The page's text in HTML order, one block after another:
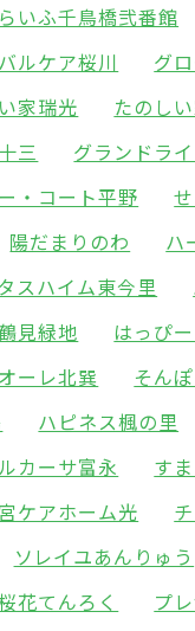
いふ千鳥橋弐番館
ルケア桜川 グ
家瑞光 たのし
三 グランドラ
・コート平野
陽だまりのわ ハ
スハイム東今里
見緑地 はっぴ
ーレ北巽 そん
ハピネス楓の里
カーサ富永 す
ケアホーム光
ソレイユあんりゅう
花てんろく プ